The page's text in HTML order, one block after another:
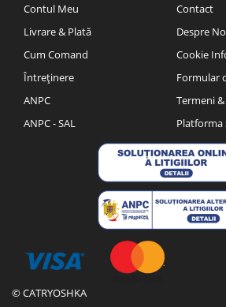
Contul Meu
Livrare & Plată
Cum Comand
Întreținere
ANPC
ANPC - SAL
Contact
Despre
Cookie
Formular
Termeni
Platforma
© CATRYOSHKA